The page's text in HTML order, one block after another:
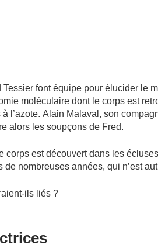
font équipe pour élucider le
moléculaire dont le corps est
l’azote. Alain Malaval, son
alors les soupçons de Fred.
corps est découvert dans les
de nombreuses années, qui n’est
ils liés ?